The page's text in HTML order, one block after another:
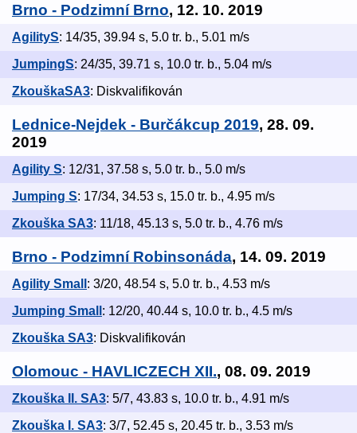
Brno - Podzimní Brno, 12. 10. 2019
AgilityS: 14/35, 39.94 s, 5.0 tr. b., 5.01 m/s
JumpingS: 24/35, 39.71 s, 10.0 tr. b., 5.04 m/s
ZkouškaSA3: Diskvalifikován
Lednice-Nejdek - Burčákcup 2019, 28. 09.
2019
Agility S: 12/31, 37.58 s, 5.0 tr. b., 5.0 m/s
Jumping S: 17/34, 34.53 s, 15.0 tr. b., 4.95 m/s
Zkouška SA3: 11/18, 45.13 s, 5.0 tr. b., 4.76 m/s
Brno - Podzimní Robinsonáda, 14. 09. 2019
Agility Small : 3/20, 48.54 s, 5.0 tr. b., 4.53 m/s
Jumping Small : 12/20, 40.44 s, 10.0 tr. b., 4.5 m/s
Zkouška SA3: Diskvalifikován
Olomouc - HAVLICZECH XII., 08. 09. 2019
Zkouška II. SA3: 5/7, 43.83 s, 10.0 tr. b., 4.91 m/s
Zkouška I. SA3: 3/7, 52.45 s, 20.45 tr. b., 3.53 m/s